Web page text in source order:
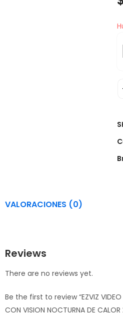
VALORACIONES (0)
Reviews
There are no reviews yet.
Be the first to review “EZVIZ VIDEO
CON VISION NOCTURNA DE